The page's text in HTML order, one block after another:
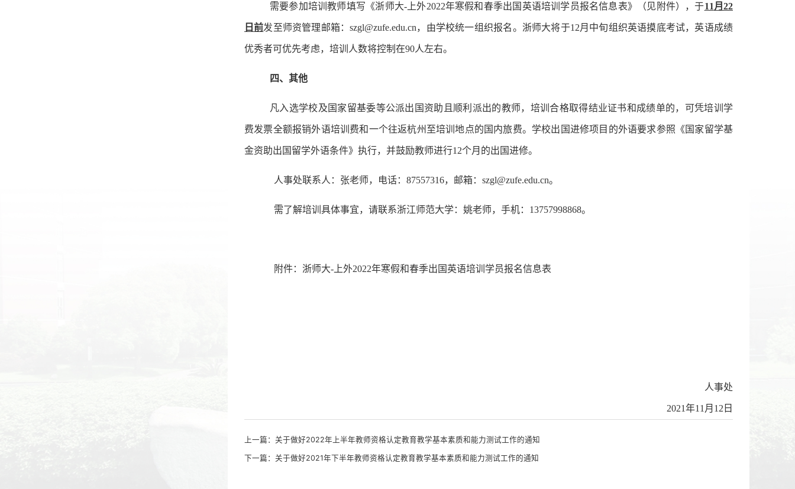
需要参加培训教师填写《浙师大-上外2022年寒假和春季出国英语培训学员报名信息表》（见附件），于11 月22
日前发至师资管理邮箱：szgl@zufe.edu.cn，由学校统一组织报名。浙师大将于12月中旬组织英语摸底考试，英语成绩
优秀者可优先考虑，培训人数将控制在90人左右。
四、其他
凡入选学校及国家留基委等公派出国资助且顺利派出的教师，培训合格取得结业证书和成绩单的，可凭培训学
费发票全额报销外语培训费和一个往返杭州至培训地点的国内旅费。学校出国进修项目的外语要求参照《国家留学基
金资助出国留学外语条件》执行，并鼓励教师进行12个月的出国进修。
人事处联系人：张老师，电话： 87557316，邮箱： szgl@zufe.edu.cn。
需了解培训具体事宜，请联系浙江师范大学：姚老师，手机： 13757998868。
附件：浙师大-上外2022年寒假和春季出国英语培训学员报名信息表
人事处
2021年11月12日
上一篇： 关于做好2022年上半年教师资格认定教育教学基本素质和能力测试工作的通知
下一篇： 关于做好2021年下半年教师资格认定教育教学基本素质和能力测试工作的通知